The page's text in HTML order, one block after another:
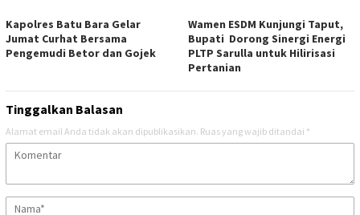
Kapolres Batu Bara Gelar
Jumat Curhat Bersama
Pengemudi Betor dan Gojek
Wamen ESDM Kunjungi Taput,
Bupati Dorong Sinergi Energi
PLTP Sarulla untuk Hilirisasi
Pertanian
Tinggalkan Balasan
Alamat email Anda tidak akan dipublikasikan. Ruas yang wajib ditandai *